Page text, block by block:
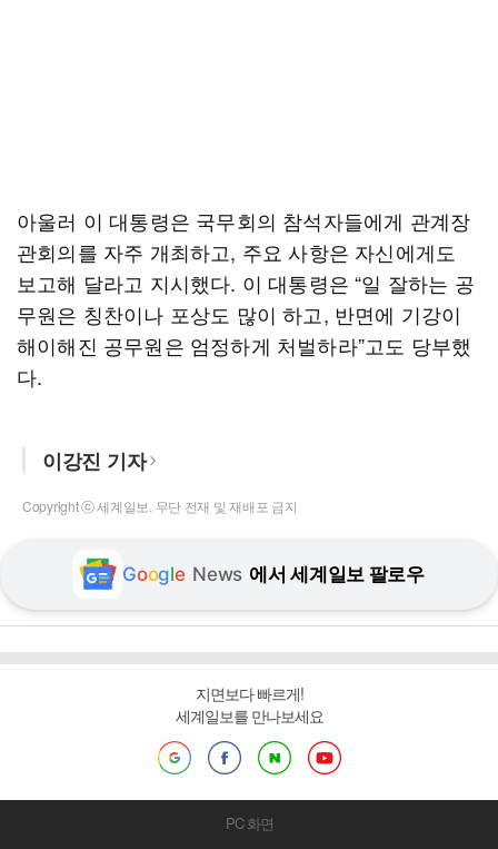
아울러 이 대통령은 국무회의 참석자들에게 관계장
관회의를 자주 개최하고, 주요 사항은 자신에게도
보고해 달라고 지시했다. 이 대통령은 “일 잘하는 공
무원은 칭찬이나 포상도 많이 하고, 반면에 기강이
해이해진 공무원은 엄정하게 처벌하라”고도 당부했
다.
이강진 기자
Copyright ⓒ 세계일보. 무단 전재 및 재배포 금지
Google News 에서 세계일보 팔로우
지면보다 빠르게!
세계일보를 만나보세요
PC 화면